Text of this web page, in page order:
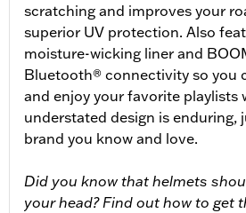
scratching and improves your
superior UV protection. Also
moisture-wicking liner and
Bluetooth® connectivity so you
and enjoy your favorite playlists
understated design is enduring,
brand you know and love.
Did you know that helmets
your head? Find out how to get